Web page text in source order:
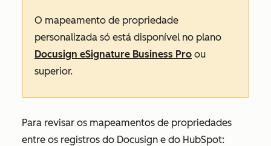
O mapeamento de propriedade
personalizada só está disponível no plano
Docusign eSignature Business Pro ou
superior.
Para revisar os mapeamentos de propriedades
entre os registros do Docusign e do HubSpot: